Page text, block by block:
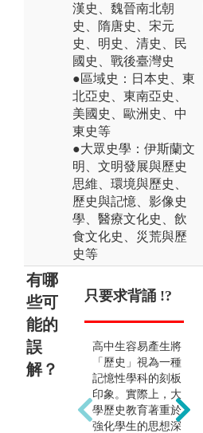
漢史、魏晉南北朝
史、隋唐史、宋元
史、明史、清史、民
國史、戰後臺灣史
●區域史：日本史、東
北亞史、東南亞史、
美國史、歐洲史、中
東史等
●大眾史學：伊斯蘭文
明、文明發展與歷史
思維、環境與歷史、
歷史與記憶、影像史
學、醫療文化史、飲
食文化史、災荒與歷
史等
有哪
些可
能的
誤
解？
只要求背誦 !?
高中生容易產生將
「歷史」視為一種
記憶性學科的刻板
印象。實際上，大
學歷史教育著重於
強化學生的思想深